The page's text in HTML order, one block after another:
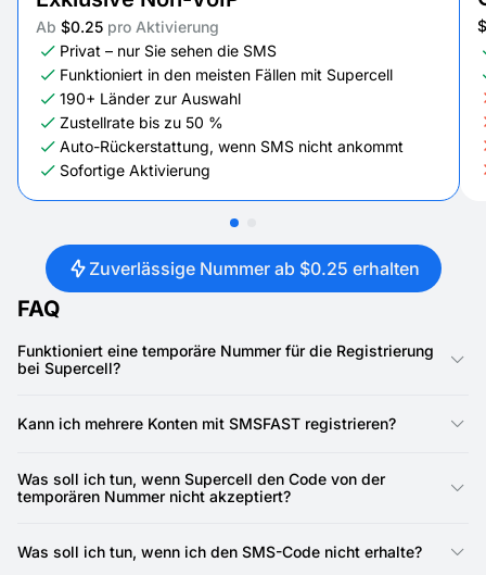
Ab $0.25 pro Aktivierung
Privat – nur Sie sehen die SMS
Funktioniert in den meisten Fällen mit Supercell
190+ Länder zur Auswahl
Zustellrate bis zu 50 %
Auto-Rückerstattung, wenn SMS nicht ankommt
Sofortige Aktivierung
Zuverlässige Nummer ab $0.25 erhalten
FAQ
Funktioniert eine temporäre Nummer für die Registrierung
bei Supercell?
Supercell entwickelt. Supercell benötigt eine Telefonnummer
zur Kontoerstellung, und unsere virtuellen Nummern bieten eine
empfangen.
Kann ich mehrere Konten mit SMSFAST registrieren?
virtuelle Nummern zu mieten, was bedeutet, dass Sie für jedes
Supercell-Konto eine eindeutige Nummer verwenden können.
Was soll ich tun, wenn Supercell den Code von der
temporären Nummer nicht akzeptiert?
kopiert haben, wie er in Ihrem SMSFAST-Konto angezeigt
wurde, und ihn korrekt in Supercell eingegeben haben. Stellen
Was soll ich tun, wenn ich den SMS-Code nicht erhalte?